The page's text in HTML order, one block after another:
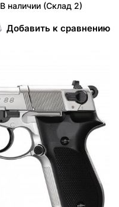
В наличии (Склад 2)
Добавить к сравнению